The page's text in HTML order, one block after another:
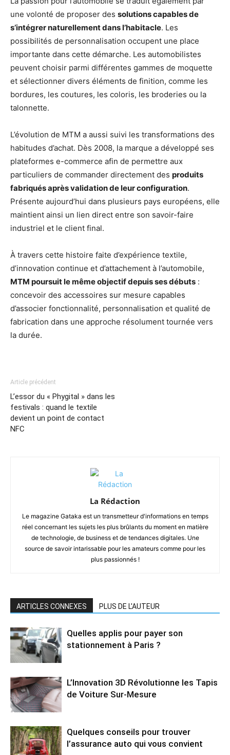
une volonté de proposer des solutions capables de
s’intégrer naturellement dans l’habitacle. Les
possibilités de personnalisation occupent une place
importante dans cette démarche. Les automobilistes
peuvent choisir parmi différentes gammes de moquette
et sélectionner divers éléments de finition, comme les
bordures, les coutures, les coloris, les broderies ou la
talonnette.
L’évolution de MTM a aussi suivi les transformations des
habitudes d’achat. Dès 2008, la marque a développé ses
plateformes e-commerce afin de permettre aux
particuliers de commander directement des produits
fabriqués après validation de leur configuration.
Présente aujourd’hui dans plusieurs pays européens, elle
maintient ainsi un lien direct entre son savoir-faire
industriel et le client final.
À travers cette histoire faite d’expérience textile,
d’innovation continue et d’attachement à l’automobile,
MTM poursuit le même objectif depuis ses débuts :
concevoir des accessoires sur mesure capables
d’associer fonctionnalité, personnalisation et qualité de
fabrication dans une approche résolument tournée vers
la durée.
Article précédent
L’essor du « Phygital » dans les
festivals : quand le textile
devient un point de contact
NFC
La Rédaction
Le magazine Gataka est un transmetteur d'informations en temps
réel concernant les sujets les plus brûlants du moment en matière
de technologie, de business et de tendances digitales. Une
source de savoir intarissable pour les amateurs comme pour les
plus passionnés !
ARTICLES CONNEXES PLUS DE L'AUTEUR
Quelles applis pour payer son
stationnement à Paris ?
L’Innovation 3D Révolutionne les Tapis
de Voiture Sur-Mesure
Quelques conseils pour trouver
l’assurance auto qui vous convient